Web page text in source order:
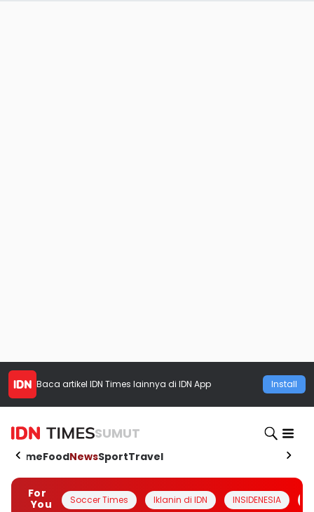
Baca artikel IDN Times lainnya di IDN App Install
SUMUT
HomeFoodNewsSportTravel
For
You
Soccer Times Iklanin di IDN INSIDENESIA